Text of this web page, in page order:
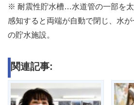
※ 耐震性貯水槽…水道管の一部を
感知すると両端が自動で閉じ、水
の貯水施設。
関連記事: